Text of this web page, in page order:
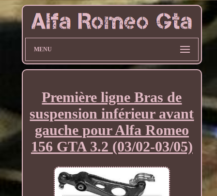
MENU
Première ligne Bras de
suspension inférieur avant
gauche pour Alfa Romeo
156 GTA 3.2 (03/02-03/05)